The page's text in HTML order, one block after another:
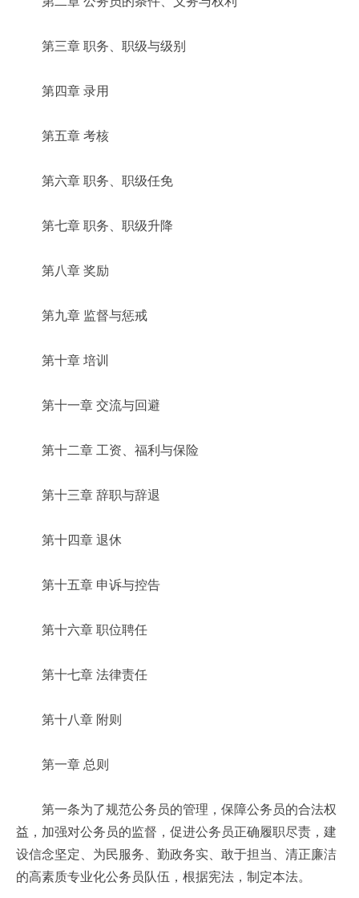
第三章 职务、职级与级别
第四章 录用
第五章 考核
第六章 职务、职级任免
第七章 职务、职级升降
第八章 奖励
第九章 监督与惩戒
第十章 培训
第十一章 交流与回避
第十二章 工资、福利与保险
第十三章 辞职与辞退
第十四章 退休
第十五章 申诉与控告
第十六章 职位聘任
第十七章 法律责任
第十八章 附则
第一章 总则
第一条为了规范公务员的管理，保障公务员的合法权
益，加强对公务员的监督，促进公务员正确履职尽责，建
设信念坚定、为民服务、勤政务实、敢于担当、清正廉洁
的高素质专业化公务员队伍，根据宪法，制定本法。